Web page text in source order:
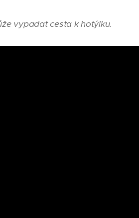
vypadat cesta k hotýlku.